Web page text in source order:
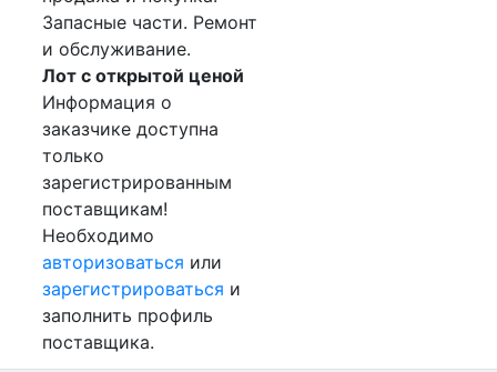
Запасные части. Ремонт
и обслуживание.
Лот с открытой ценой
Информация о
заказчике доступна
только
зарегистрированным
поставщикам!
Необходимо
авторизоваться или
зарегистрироваться и
заполнить профиль
поставщика.